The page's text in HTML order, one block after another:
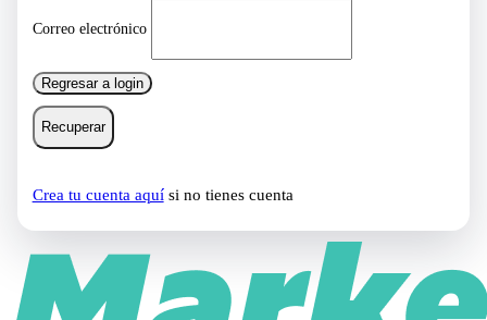
Correo electrónico
Regresar a login
Recuperar
Crea tu cuenta aquísi no tienes cuenta